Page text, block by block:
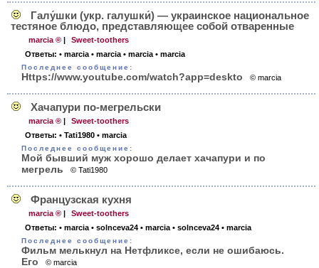
Галу́шки (укр. галушки́) — украинское национальное
тестяное блюдо, предста­вляющее собой отваренные
marcia ® |
Sweet-toothers
Ответы: • marcia • marcia • marcia • marcia
Последнее сообщение:
Https:/­/www.youtube.c­om/watch?app=d­eskto © marcia
Хачапури по-мегрельски
marcia ® |
Sweet-toothers
Ответы: • Tati1980 • marcia
Последнее сообщение:
Мой бывший муж хорошо делает хачапури и по
мегрель
© Tati1980
Французская кухня
marcia ® |
Sweet-toothers
Ответы: • marcia • solnceva24 • marcia • solnceva24 • marcia
Последнее сообщение:
Фильм мелькнул на Нетфликсе, если не ошибаюсь.
Его
© marcia